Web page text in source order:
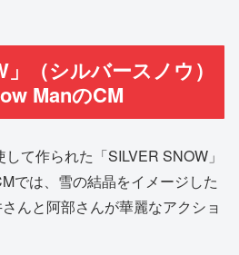
」（シルバースノウ）
ManのCM
て作られた「SILVER SNOW」
では、雪の結晶をイメージした
んと阿部さんが華麗なアクショ